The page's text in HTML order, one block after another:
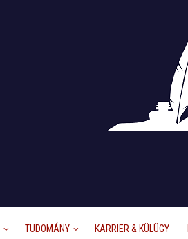
TUDOMÁNY KARRIER & KÜLÜGY